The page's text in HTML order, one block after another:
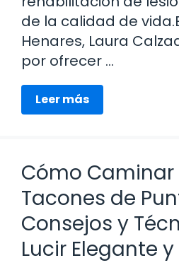
de la calidad de
Henares, Laura
por ofrecer …
Leer más
Cómo Caminar
Tacones de
Consejos y
Lucir Elegante